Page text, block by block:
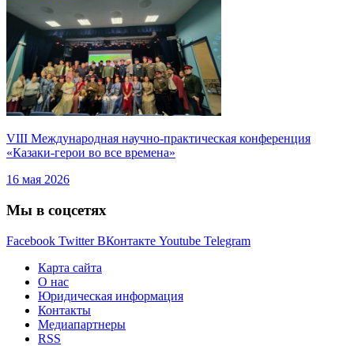
VIII Международная научно-практическая конференция
«Казаки-герои во все времена»
16 мая 2026
Мы в соцсетях
Facebook Twitter ВКонтакте Youtube Telegram
Карта сайта
О нас
Юридическая информация
Контакты
Медиапартнеры
RSS